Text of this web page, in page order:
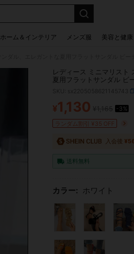
ホーム＆インテリア メンズ服 美容と健康
レディース ミニマリスト
夏用フラットサンダル ビ
PRICE AND
¥1,130 -3%
ランダム割引 ¥35 OFF
入会後
送料無料
カラー: ホワイト